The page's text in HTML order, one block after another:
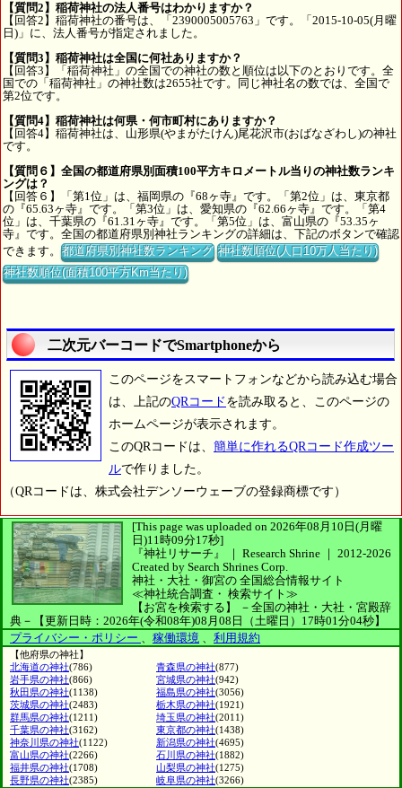
【質問2】稲荷神社の法人番号はわかりますか？
【回答2】稲荷神社の番号は、「2390005005763」です。「2015-10-05(月曜
日)」に、法人番号が指定されました。
【質問3】稲荷神社は全国に何社ありますか？
【回答3】「稲荷神社」の全国での神社の数と順位は以下のとおりです。全
国での「稲荷神社」の神社数は2655社です。同じ神社名の数では、全国で
第2位です。
【質問4】稲荷神社は何県・何市町村にありますか？
【回答4】稲荷神社は、山形県(やまがたけん)尾花沢市(おばなざわし)の神社
です。
【質問６】全国の都道府県別面積100平方キロメートル当りの神社数ランキ
ングは？
【回答６】「第1位」は、福岡県の『68ヶ寺』です。「第2位」は、東京都
の『65.63ヶ寺』です。「第3位」は、愛知県の『62.66ヶ寺』です。「第4
位」は、千葉県の『61.31ヶ寺』です。「第5位」は、富山県の『53.35ヶ
寺』です。全国の都道府県別神社ランキングの詳細は、下記のボタンで確認
できます。都道府県別神社数ランキング 神社数順位(人口10万人当たり)
神社数順位(面積100平方Km当たり)
二次元バーコードでSmartphoneから
このページをスマートフォンなどから読み込む場合
は、上記のQRコード を読み取ると、このページの
ホームページが表示されます。
このQRコードは、 簡単に作れるQRコード作成ツー
ルで作りました。
（QRコードは、株式会社デンソーウェーブの登録商標です）
[This page was uploaded on 2026年08月10日(月曜
日)11時09分17秒]
『神社リサーチ』 ｜ Research Shrine ｜ 2012-2026
Created by Search Shrines Corp.
神社・大社・御宮の 全国総合情報サイト
≪神社統合調査・ 検索サイト≫
【お宮を検索する】
－全国の神社・大社・宮殿辞
典－
【更新日時：2026年(令和08年)08月08日（土曜日）17時01分04秒】
プライバシー・ポリシー 、 稼働環境 、 利用規約
【他府県の神社】
北海道の神社(786) 青森県の神社(877)
岩手県の神社(866) 宮城県の神社(942)
秋田県の神社(1138) 福島県の神社(3056)
茨城県の神社(2483) 栃木県の神社(1921)
群馬県の神社(1211) 埼玉県の神社(2011)
千葉県の神社(3162) 東京都の神社(1438)
神奈川県の神社(1122) 新潟県の神社(4695)
富山県の神社(2266) 石川県の神社(1882)
福井県の神社(1708) 山梨県の神社(1275)
長野県の神社(2385) 岐阜県の神社(3266)